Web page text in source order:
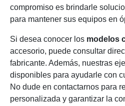
compromiso es brindarle
para mantener sus equipos en
Si desea conocer los modelos
accesorio, puede consultar
fabricante. Además, nuestras
disponibles para ayudarle con
No dude en contactarnos para
personalizada y garantizar la